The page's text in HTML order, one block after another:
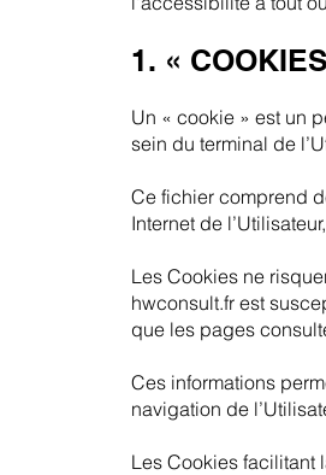
1. «
Un « cookie » est un
sein du terminal de
Ce fichier comprend
Internet de
Les Cookies ne
hwconsult.fr est
que les pages
Ces informations
navigation de
Les Cookies facilitant